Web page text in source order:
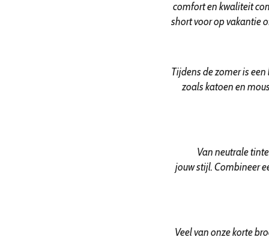
comfort en kwaliteit
short voor op vakantie
Tijdens de zomer is
zoals katoen en
Van neutrale
jouw stijl. Combineer
Veel van onze korte